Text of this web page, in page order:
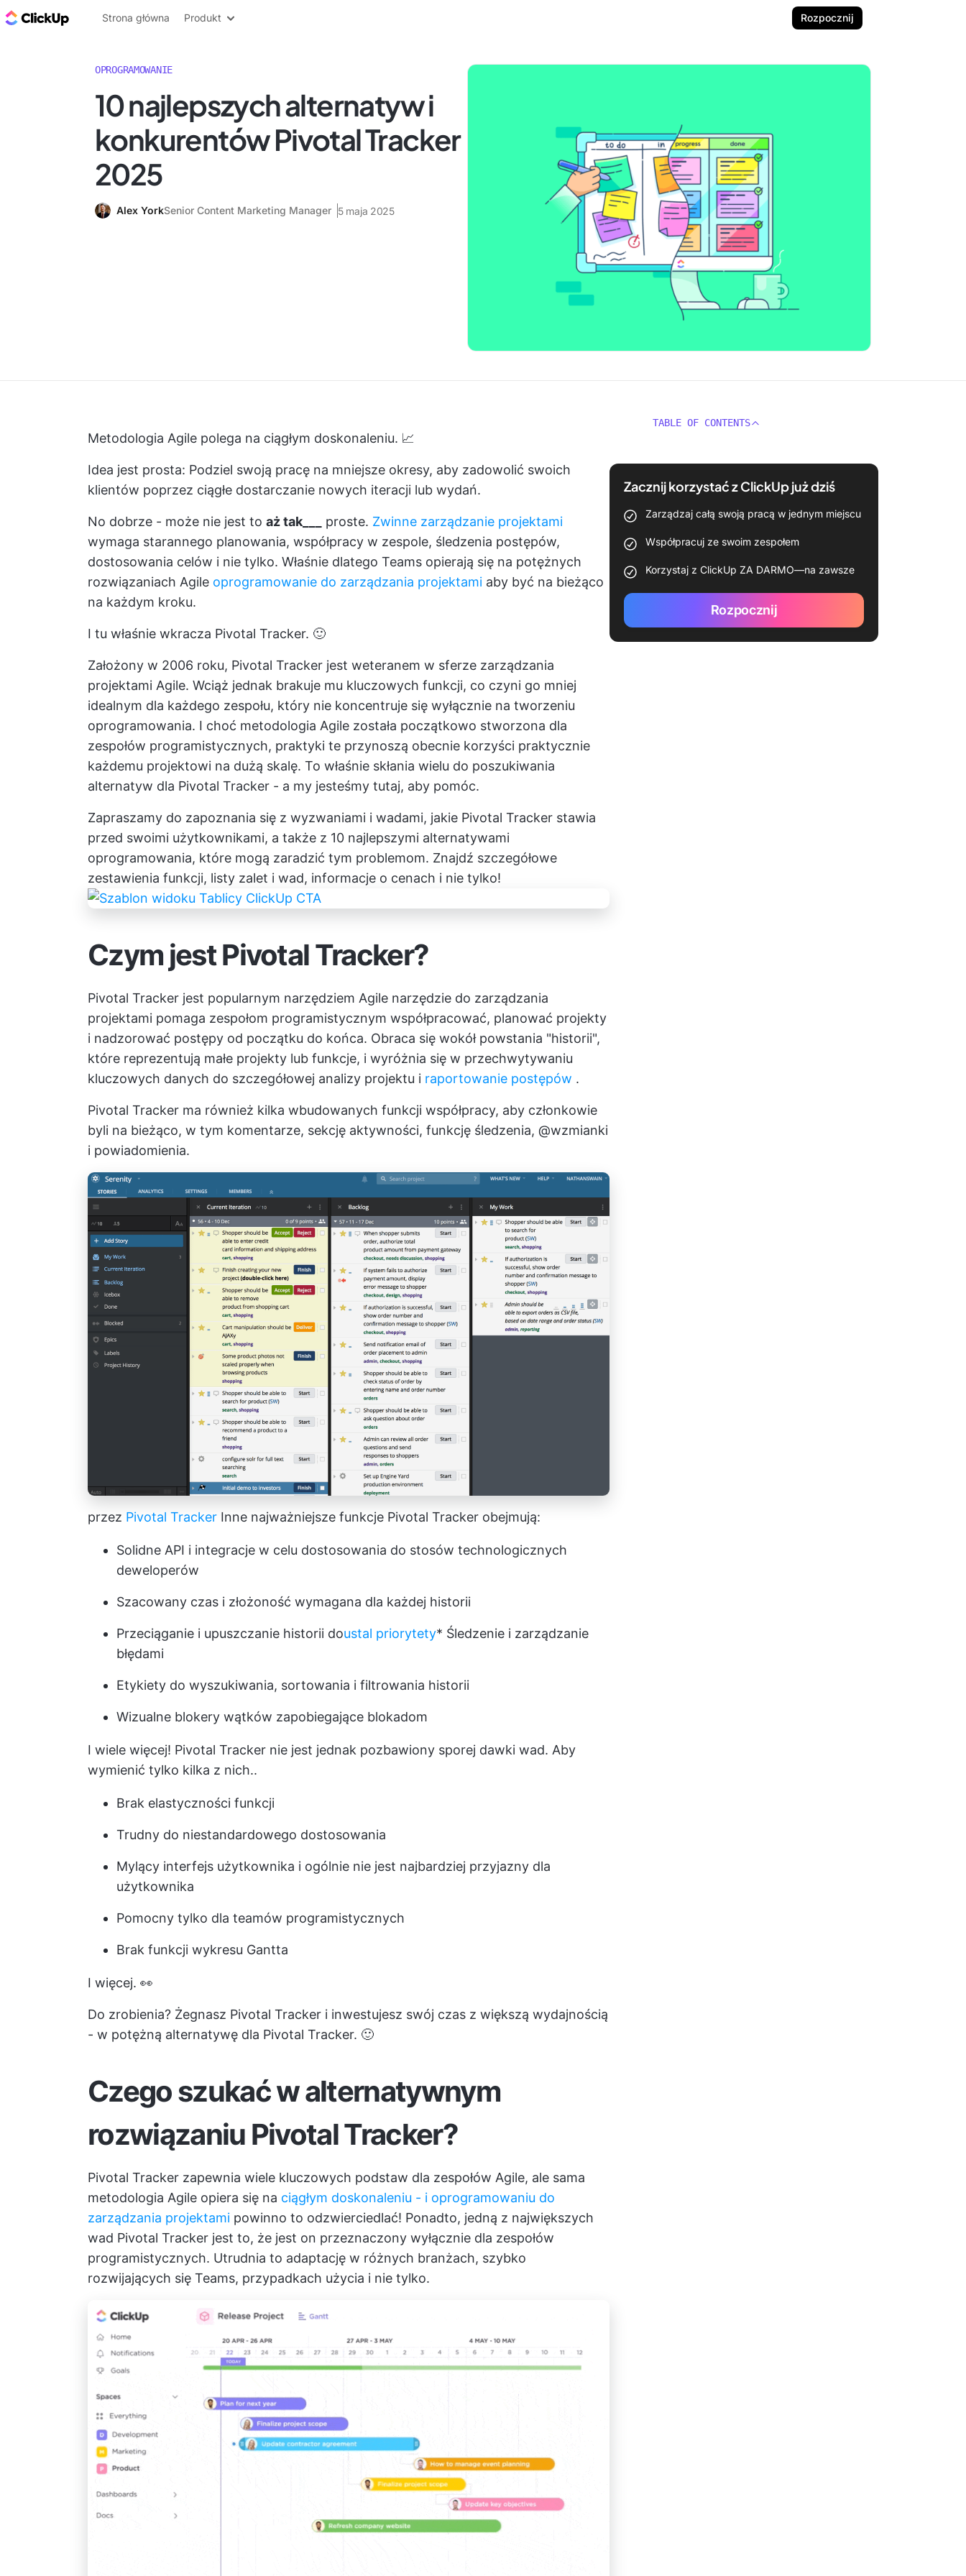
ClickUp Blog
Strona główna Produkt Rozpocznij
OPROGRAMOWANIE
10 najlepszych alternatyw i
konkurentów Pivotal Tracker
2025
Alex YorkSenior Content Marketing Manager 5 maja 2025
Metodologia Agile polega na ciągłym doskonaleniu. 📈
Idea jest prosta: Podziel swoją pracę na mniejsze okresy, aby zadowolić swoich
klientów poprzez ciągłe dostarczanie nowych iteracji lub wydań.
No dobrze - może nie jest to aż tak___ proste. Zwinne zarządzanie projektami
wymaga starannego planowania, współpracy w zespole, śledzenia postępów,
dostosowania celów i nie tylko. Właśnie dlatego Teams opierają się na potężnych
rozwiązaniach Agile oprogramowanie do zarządzania projektami aby być na bieżąco
na każdym kroku.
I tu właśnie wkracza Pivotal Tracker. 🙂
Założony w 2006 roku, Pivotal Tracker jest weteranem w sferze zarządzania
projektami Agile. Wciąż jednak brakuje mu kluczowych funkcji, co czyni go mniej
idealnym dla każdego zespołu, który nie koncentruje się wyłącznie na tworzeniu
oprogramowania. I choć metodologia Agile została początkowo stworzona dla
zespołów programistycznych, praktyki te przynoszą obecnie korzyści praktycznie
każdemu projektowi na dużą skalę. To właśnie skłania wielu do poszukiwania
alternatyw dla Pivotal Tracker - a my jesteśmy tutaj, aby pomóc.
Zapraszamy do zapoznania się z wyzwaniami i wadami, jakie Pivotal Tracker stawia
przed swoimi użytkownikami, a także z 10 najlepszymi alternatywami
oprogramowania, które mogą zaradzić tym problemom. Znajdź szczegółowe
zestawienia funkcji, listy zalet i wad, informacje o cenach i nie tylko!
Czym jest Pivotal Tracker?
Pivotal Tracker jest popularnym narzędziem Agile narzędzie do zarządzania
projektami pomaga zespołom programistycznym współpracować, planować projekty
i nadzorować postępy od początku do końca. Obraca się wokół powstania "historii",
które reprezentują małe projekty lub funkcje, i wyróżnia się w przechwytywaniu
kluczowych danych do szczegółowej analizy projektu i raportowanie postępów .
Pivotal Tracker ma również kilka wbudowanych funkcji współpracy, aby członkowie
byli na bieżąco, w tym komentarze, sekcję aktywności, funkcję śledzenia, @wzmianki
i powiadomienia.
przez Pivotal Tracker Inne najważniejsze funkcje Pivotal Tracker obejmują:
Solidne API i integracje w celu dostosowania do stosów technologicznych
deweloperów
Szacowany czas i złożoność wymagana dla każdej historii
Przeciąganie i upuszczanie historii doustal priorytety* Śledzenie i zarządzanie
błędami
Etykiety do wyszukiwania, sortowania i filtrowania historii
Wizualne blokery wątków zapobiegające blokadom
I wiele więcej! Pivotal Tracker nie jest jednak pozbawiony sporej dawki wad. Aby
wymienić tylko kilka z nich..
Brak elastyczności funkcji
Trudny do niestandardowego dostosowania
Mylący interfejs użytkownika i ogólnie nie jest najbardziej przyjazny dla
użytkownika
Pomocny tylko dla teamów programistycznych
Brak funkcji wykresu Gantta
I więcej. 👀
Do zrobienia? Żegnasz Pivotal Tracker i inwestujesz swój czas z większą wydajnością
- w potężną alternatywę dla Pivotal Tracker. 🙂
Czego szukać w alternatywnym
rozwiązaniu Pivotal Tracker?
Pivotal Tracker zapewnia wiele kluczowych podstaw dla zespołów Agile, ale sama
metodologia Agile opiera się na ciągłym doskonaleniu - i oprogramowaniu do
zarządzania projektami powinno to odzwierciedlać! Ponadto, jedną z największych
wad Pivotal Tracker jest to, że jest on przeznaczony wyłącznie dla zespołów
programistycznych. Utrudnia to adaptację w różnych branżach, szybko
rozwijających się Teams, przypadkach użycia i nie tylko.
TABLE OF CONTENTS
Zacznij korzystać z ClickUp już dziś
Zarządzaj całą swoją pracą w jednym miejscu
Współpracuj ze swoim zespołem
Korzystaj z ClickUp ZA DARMO—na zawsze
Rozpocznij